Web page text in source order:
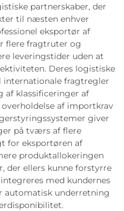
partnerskaber, der
til næsten enhver
eksportør af
flere fragtruter og
leveringstider uden at
Deres logistiske
internationale fragtregler
af klassificeringer af
af importkrav
giver
på tværs af flere
for eksportøren af
produktallokeringen
der ellers kunne forstyrre
med kundernes
automatisk underretning